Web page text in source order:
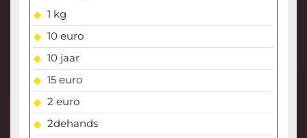
1 kg
10 euro
10 jaar
15 euro
2 euro
2dehands